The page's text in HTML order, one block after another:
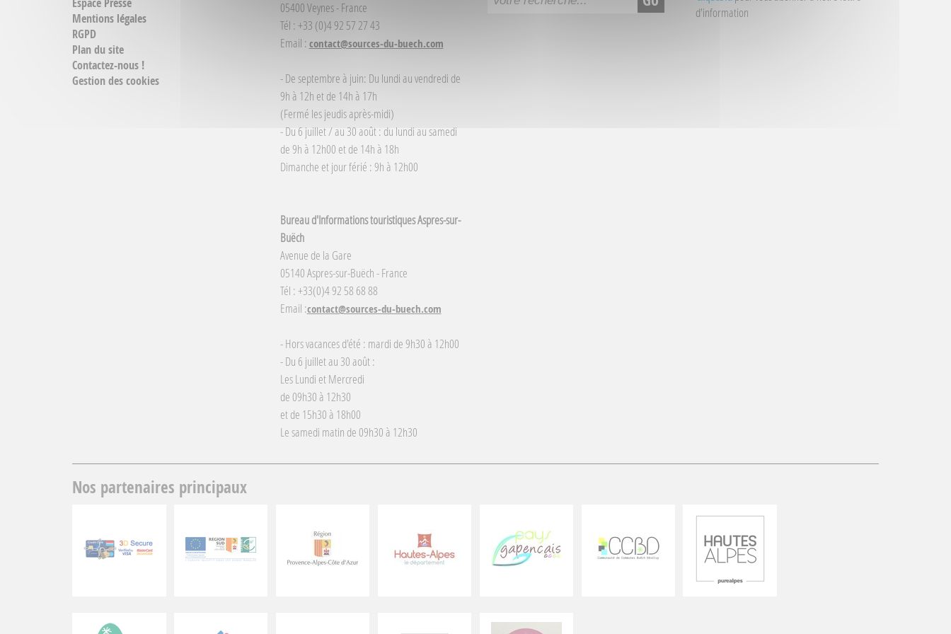
Mentions légales
RGPD
Plan du site
Contactez-nous !
Gestion des cookies
05400 Veynes - France
Tél : +33 (0)4 92 57 27 43
Email : contact@sources-du-buech.com
- De septembre à juin: Du lundi au vendredi de
9h à 12h et de 14h à 17h
(Fermé les jeudis après-midi)
- Du 6 juillet / au 30 août : du lundi au samedi
de 9h à 12h00 et de 14h à 18h
Dimanche et jour férié : 9h à 12h00
Bureau d'Informations touristiques Aspres-sur-
Buëch
Avenue de la Gare
05140 Aspres-sur-Buëch - France
Tél : +33(0)4 92 58 68 88
Email :contact@sources-du-buech.com
- Hors vacances d'été : mardi de 9h30 à 12h00
- Du 6 juillet au 30 août :
Les Lundi et Mercredi
de 09h30 à 12h30
et de 15h30 à 18h00
Le samedi matin de 09h30 à 12h30
d'information
Nos partenaires principaux